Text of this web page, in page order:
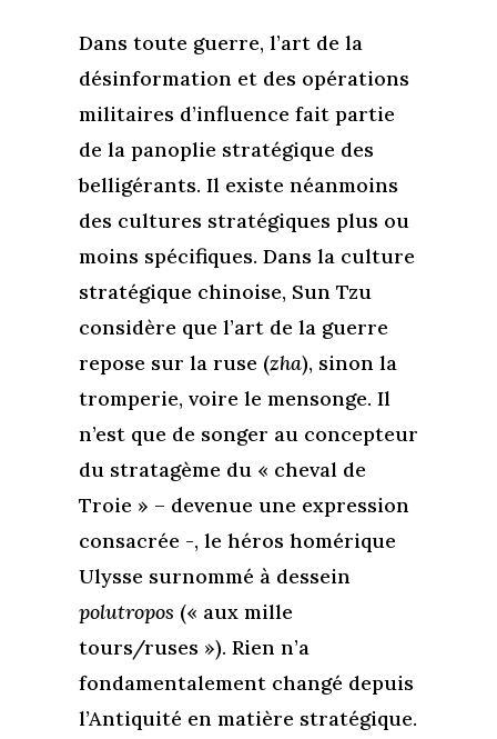
Dans toute guerre, l’art de la
désinformation et des opérations
militaires d’influence fait partie
de la panoplie stratégique des
belligérants. Il existe néanmoins
des cultures stratégiques plus ou
moins spécifiques. Dans la culture
stratégique chinoise, Sun Tzu
considère que l’art de la guerre
repose sur la ruse (zha), sinon la
tromperie, voire le mensonge. Il
n’est que de songer au concepteur
du stratagème du « cheval de
Troie » – devenue une expression
consacrée -, le héros homérique
Ulysse surnommé à dessein
polutropos (« aux mille
tours/ruses »). Rien n’a
fondamentalement changé depuis
l’Antiquité en matière stratégique.